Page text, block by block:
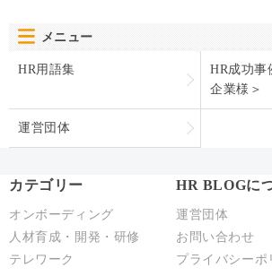
メニュー
HR用語集
HR成功事
企業様＞
運営団体
カテゴリー
オンボーディング
人材育成・開発・研修
テレワーク
HR BLOGに
運営団体
お問い合わせ
プライバシーポ